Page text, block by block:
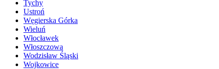
Tychy
Ustroń
Węgierska Górka
Wieluń
Włocławek
Włoszczowa
Wodzisław Śląski
Wojkowice